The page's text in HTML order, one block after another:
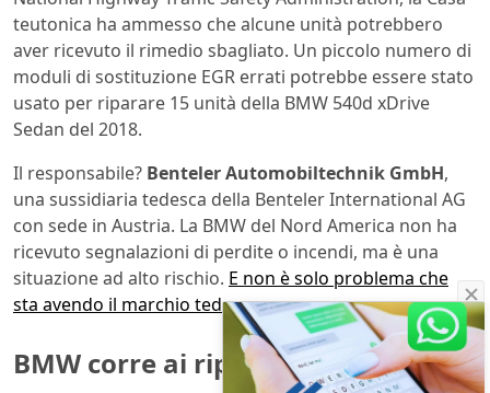
teutonica ha ammesso che alcune unità potrebbero
aver ricevuto il rimedio sbagliato. Un piccolo numero di
moduli di sostituzione EGR errati potrebbe essere stato
usato per riparare 15 unità della BMW 540d xDrive
Sedan del 2018.
Il responsabile? Benteler Automobiltechnik GmbH,
una sussidiaria tedesca della Benteler International AG
con sede in Austria. La BMW del Nord America non ha
ricevuto segnalazioni di perdite o incendi, ma è una
situazione ad alto rischio. E non è solo problema che
sta avendo il marchio tedesco.
BMW corre ai ripari